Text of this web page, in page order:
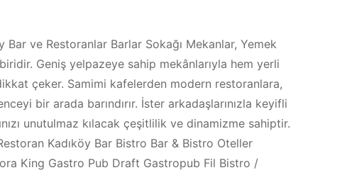
Bar ve Restoranlar Barlar Sokağı Mekanlar, Yemek
Geniş yelpazeye sahip mekânlarıyla hem yerli
çeker. Samimi kafelerden modern restoranlara,
bir arada barındırır. İster arkadaşlarınızla keyifli
unutulmaz kılacak çeşitlilik ve dinamizme sahiptir.
Kadıköy Bar Bistro Bar & Bistro Oteller
King Gastro Pub Draft Gastropub Fil Bistro /